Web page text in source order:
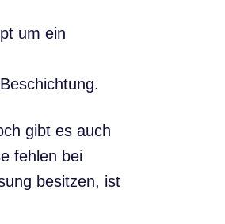
um ein
gibt es auch
fehlen bei
besitzen, ist